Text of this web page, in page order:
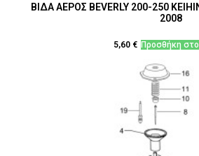
ΒΙΔΑ ΑΕΡΟΣ BEVERLY 200-250
2008
5,60 € Προσθήκη στο